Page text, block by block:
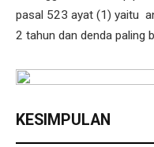
pasal 523 ayat (1) yaitu
2 tahun dan denda paling
KESIMPULAN